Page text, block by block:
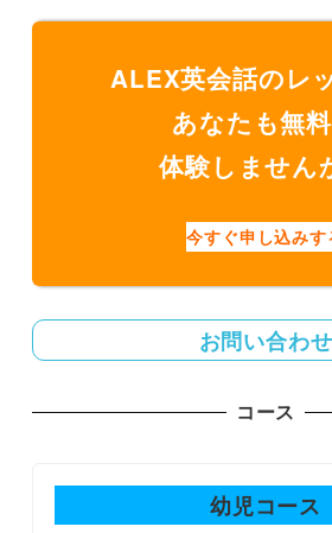
ALEX英会話のレ
あなたも無
体験しません
今すぐ申し込みす
お問い合わせ
コース
幼児コース